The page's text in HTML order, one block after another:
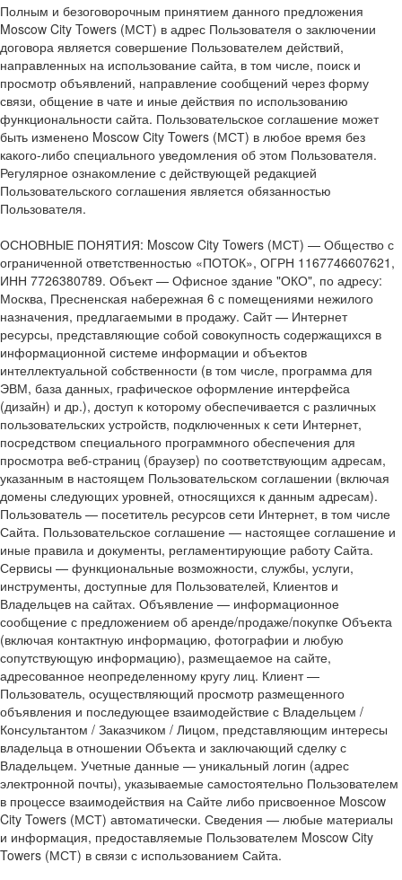
Полным и безоговорочным принятием данного предложения
Moscow City Towers (МСТ) в адрес Пользователя о заключении
договора является совершение Пользователем действий,
направленных на использование сайта, в том числе, поиск и
просмотр объявлений, направление сообщений через форму
связи, общение в чате и иные действия по использованию
функциональности сайта. Пользовательское соглашение может
быть изменено Moscow City Towers (МСТ) в любое время без
какого-либо специального уведомления об этом Пользователя.
Регулярное ознакомление с действующей редакцией
Пользовательского соглашения является обязанностью
Пользователя.
ОСНОВНЫЕ ПОНЯТИЯ: Moscow City Towers (МСТ) — Общество с
ограниченной ответственностью «ПОТОК», ОГРН 1167746607621,
ИНН 7726380789. Объект — Офисное здание "ОКО", по адресу:
Москва, Пресненская набережная 6 с помещениями нежилого
назначения, предлагаемыми в продажу. Сайт — Интернет
ресурсы, представляющие собой совокупность содержащихся в
информационной системе информации и объектов
интеллектуальной собственности (в том числе, программа для
ЭВМ, база данных, графическое оформление интерфейса
(дизайн) и др.), доступ к которому обеспечивается с различных
пользовательских устройств, подключенных к сети Интернет,
посредством специального программного обеспечения для
просмотра веб-страниц (браузер) по соответствующим адресам,
указанным в настоящем Пользовательском соглашении (включая
домены следующих уровней, относящихся к данным адресам).
Пользователь — посетитель ресурсов сети Интернет, в том числе
Сайта. Пользовательское соглашение — настоящее соглашение и
иные правила и документы, регламентирующие работу Сайта.
Сервисы — функциональные возможности, службы, услуги,
инструменты, доступные для Пользователей, Клиентов и
Владельцев на сайтах. Объявление — информационное
сообщение с предложением об аренде/продаже/покупке Объекта
(включая контактную информацию, фотографии и любую
сопутствующую информацию), размещаемое на сайте,
адресованное неопределенному кругу лиц. Клиент —
Пользователь, осуществляющий просмотр размещенного
объявления и последующее взаимодействие с Владельцем /
Консультантом / Заказчиком / Лицом, представляющим интересы
владельца в отношении Объекта и заключающий сделку с
Владельцем. Учетные данные — уникальный логин (адрес
электронной почты), указываемые самостоятельно Пользователем
в процессе взаимодействия на Сайте либо присвоенное Moscow
City Towers (МСТ) автоматически. Сведения — любые материалы
и информация, предоставляемые Пользователем Moscow City
Towers (МСТ) в связи с использованием Сайта.